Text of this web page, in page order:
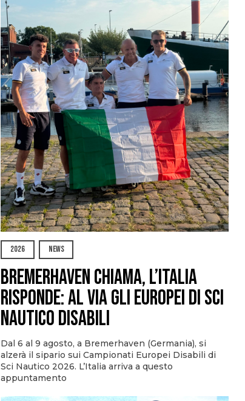
2026 NEWS
Bremerhaven chiama, l’Italia
risponde: al via gli Europei di Sci
Nautico Disabili
Dal 6 al 9 agosto, a Bremerhaven (Germania), si
alzerà il sipario sui Campionati Europei Disabili di
Sci Nautico 2026. L’Italia arriva a questo
appuntamento